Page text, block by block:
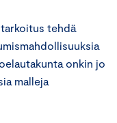
tehdä
onkin jo
malleja